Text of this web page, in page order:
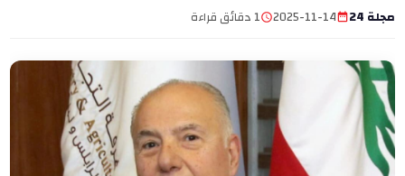
مجلة 24 2025-11-14 1 دقائق قراءة